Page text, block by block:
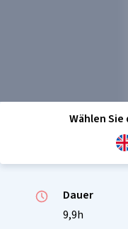
Wählen Sie
Dauer
9,9h